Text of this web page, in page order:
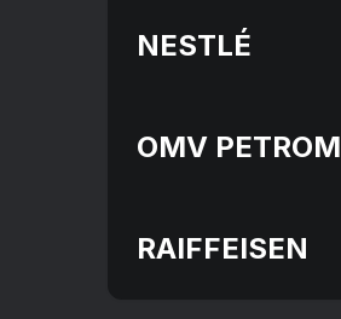
NESTLÉ
OMV PETROM
RAIFFEISEN